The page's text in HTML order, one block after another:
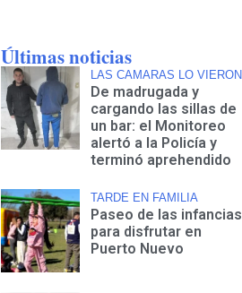
Últimas noticias
LAS CAMARAS LO VIERON
De madrugada y
cargando las sillas de
un bar: el Monitoreo
alertó a la Policía y
terminó aprehendido
TARDE EN FAMILIA
Paseo de las infancias
para disfrutar en
Puerto Nuevo